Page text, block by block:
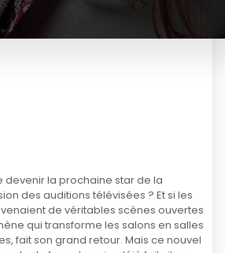
devenir la prochaine star de la
des auditions télévisées ? Et si les
de véritables scènes ouvertes
qui transforme les salons en salles
fait son grand retour. Mais ce nouvel